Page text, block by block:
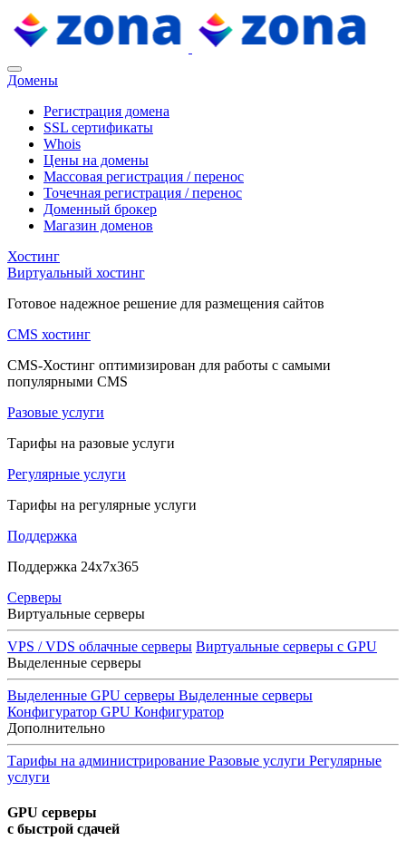
Домены
Регистрация домена
SSL сертификаты
Whois
Цены на домены
Массовая регистрация / перенос
Точечная регистрация / перенос
Доменный брокер
Магазин доменов
Хостинг
Виртуальный хостинг
Готовое надежное решение для размещения сайтов
CMS хостинг
CMS-Хостинг оптимизирован для работы с самыми
популярными CMS
Разовые услуги
Тарифы на разовые услуги
Регулярные услуги
Тарифы на регулярные услуги
Поддержка
Поддержка 24x7x365
Серверы
Виртуальные серверы
VPS / VDS облачные серверы Виртуальные серверы с GPU
Выделенные серверы
Выделенные GPU серверы Выделенные серверы
Конфигуратор GPU Конфигуратор
Дополнительно
Тарифы на администрирование Разовые услуги Регулярные
услуги
GPU серверы
с быстрой сдачей